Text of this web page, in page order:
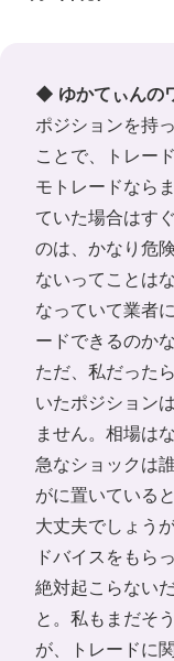
◆ ゆかてぃんの
ポジションを持
ことで、トレー
モトレードなら
ていた場合はす
のは、かなり危
ないってことは
なっていて業者
ードできるのか
ただ、私だった
いたポジション
ません。相場は
急なショックは
がに置いている
大丈夫でしょう
ドバイスをもら
絶対起こらない
と。私もまだそ
が、トレードに